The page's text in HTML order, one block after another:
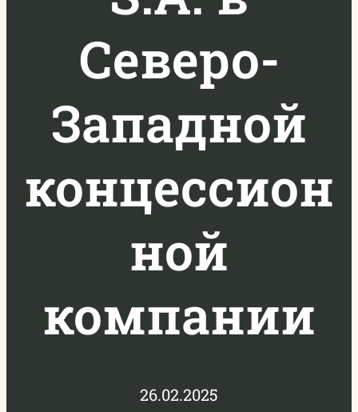
Северо-
Западной
концессион
ной
компании
26.02.2025